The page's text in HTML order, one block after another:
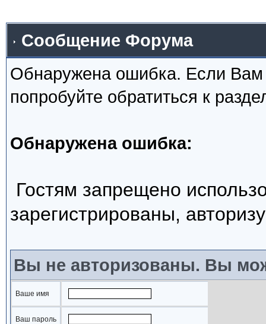
Сообщение Форума
Обнаружена ошибка. Если
попробуйте обратиться к
Обнаружена ошибка:
Гостям запрещено
зарегистрированы,
Вы не авторизованы. Вы
Ваше имя
Ваш пароль